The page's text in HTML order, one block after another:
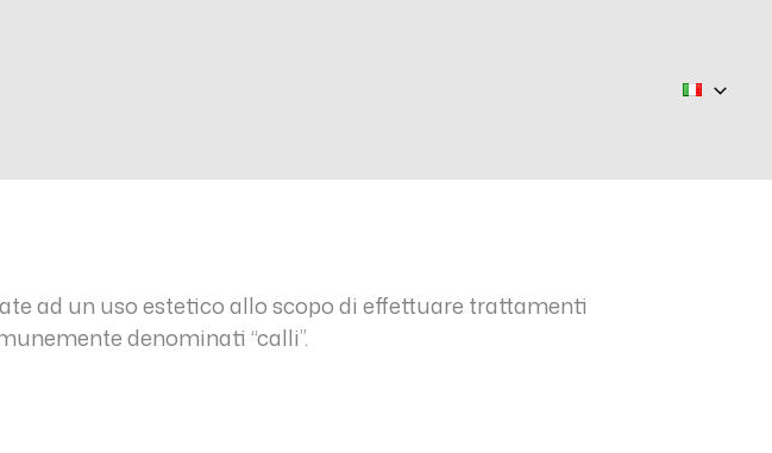
ad un uso estetico allo scopo di effettuare trattamenti
denominati “calli”.